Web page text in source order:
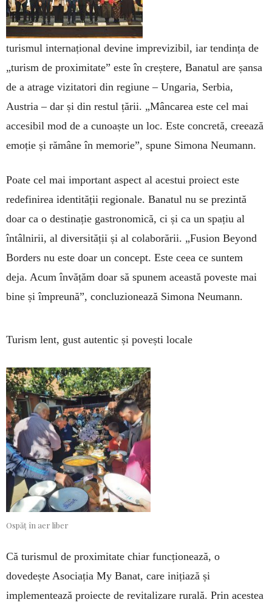
turismul internațional devine imprevizibil, iar tendința de
„turism de proximitate” este în creștere, Banatul are șansa
de a atrage vizitatori din regiune – Ungaria, Serbia,
Austria – dar și din restul țării. „Mâncarea este cel mai
accesibil mod de a cunoaște un loc. Este concretă, creează
emoție și rămâne în memorie”, spune Simona Neumann.
Poate cel mai important aspect al acestui proiect este
redefinirea identității regionale. Banatul nu se prezintă
doar ca o destinație gastronomică, ci și ca un spațiu al
întâlnirii, al diversității și al colaborării. „Fusion Beyond
Borders nu este doar un concept. Este ceea ce suntem
deja. Acum învățăm doar să spunem această poveste mai
bine și împreună”, concluzionează Simona Neumann.
Turism lent, gust autentic și povești locale
Ospăț în aer liber
Că turismul de proximitate chiar funcționează, o
dovedește Asociația My Banat, care inițiază și
implementează proiecte de revitalizare rurală. Prin acestea